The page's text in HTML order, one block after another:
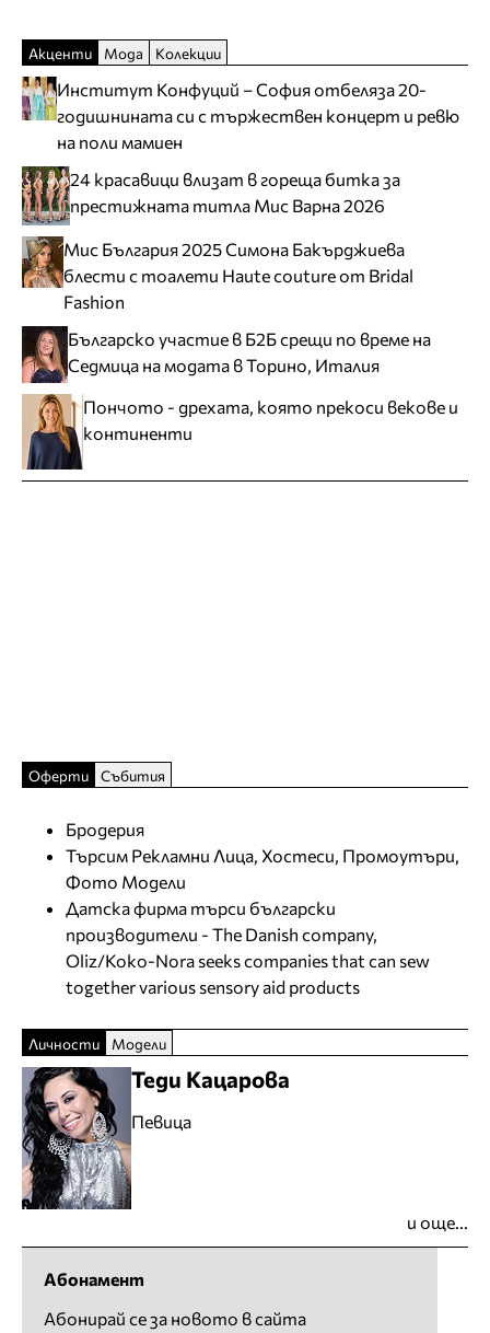
Акценти Мода Колекции
Институт Конфуций – София отбеляза 20-
годишнината си с тържествен концерт и ревю
на поли мамиен
24 красавици влизат в гореща битка за
престижната титла Мис Варна 2026
Мис България 2025 Симона Бакърджиева
блести с тоалети Haute couture от Bridal
Fashion
Българско участие в Б2Б срещи по време на
Седмица на модата в Торино, Италия
Пончото - дрехата, която прекоси векове и
континенти
Оферти Събития
Бродерия
Търсим Рекламни Лица, Хостеси, Промоутъри,
Фото Модели
Датска фирма търси български
производители - The Danish company,
Oliz/Koko-Nora seeks companies that can sew
together various sensory aid products
Личности Модели
Теди Кацарова
Певица
и още...
Абонамент
Абонирай се за новото в сайта